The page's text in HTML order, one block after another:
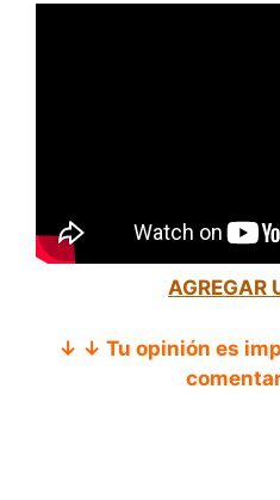
AGREGAR
↓ ↓ Tu opinión es